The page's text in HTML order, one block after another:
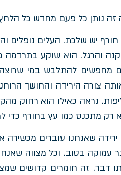
זה נותן כל פעם מחדש כל
חורף יש שלכת. העלים נופלים
והרגל. הוא שוקע בתרדמה
מחפשים להתלבש במי
צורה הירידה והחושך
נראה כאילו הוא רחוק
רק מתכנס כמו עץ בחורף כדי
ירידה שאנחנו עוברים
עמוקה בטוב. וכל מצווה
דבר. זה חומרים קדושים